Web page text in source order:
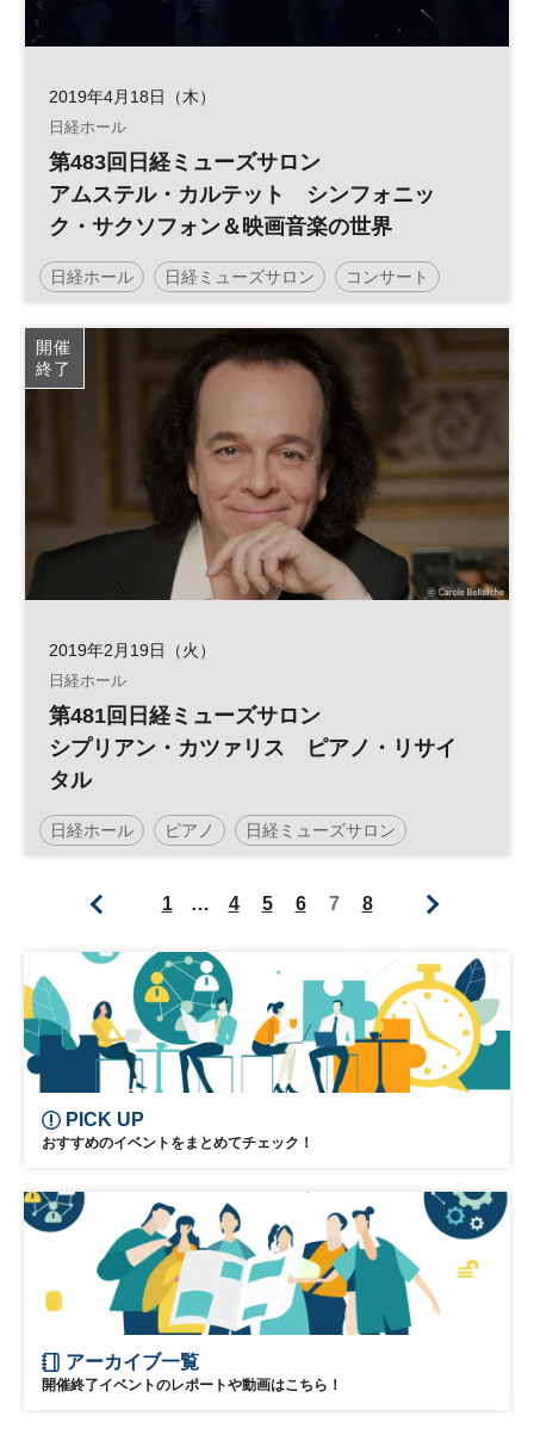
2019年4月18日（木）
日経ホール
第483回日経ミューズサロン
アムステル・カルテット シンフォニッ
ク・サクソフォン＆映画音楽の世界
日経ホール 日経ミューズサロン コンサート
開催
終了
2019年2月19日（火）
日経ホール
第481回日経ミューズサロン
シプリアン・カツァリス ピアノ・リサイ
タル
日経ホール ピアノ 日経ミューズサロン
1 … 4 5 6 7 8
PICK UP
おすすめのイベントをまとめてチェック！
アーカイブ一覧
開催終了イベントのレポートや動画はこちら！